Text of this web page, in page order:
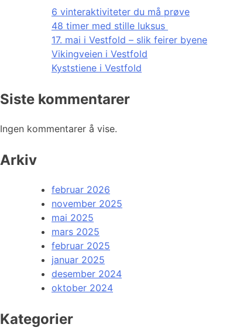
6 vinteraktiviteter du må prøve
48 timer med stille luksus
17. mai i Vestfold – slik feirer byene
Vikingveien i Vestfold
Kyststiene i Vestfold
Siste kommentarer
Ingen kommentarer å vise.
Arkiv
februar 2026
november 2025
mai 2025
mars 2025
februar 2025
januar 2025
desember 2024
oktober 2024
Kategorier